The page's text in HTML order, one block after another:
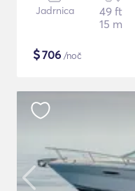
Jadrnica
49 ft
15 m
$706 /noč